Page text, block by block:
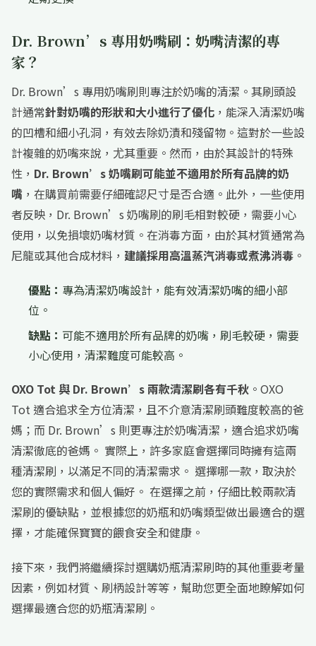
Dr. Brown’s 專用奶嘴刷：奶嘴清潔的專
家？
Dr. Brown’s 專用奶嘴刷則專注於奶嘴的清潔。其刷頭設
計通常針對奶嘴的形狀和大小進行了優化 ，能深入清潔奶嘴
的凹槽和細小孔洞，有效去除奶漬和殘留物。這對於一些設
計複雜的奶嘴來說，尤其重要。然而，由於其設計的特殊
性， Dr. Brown’s 奶嘴刷可能並不適用於所有品牌的奶
嘴 ，在購買前需要仔細確認尺寸是否合適。此外，一些使用
者反映，Dr. Brown’s 奶嘴刷的刷毛相對較硬，需要小心
使用，以免損壞奶嘴材質。在消毒方面，由於其材質通常為
尼龍或其他合成材料， 建議採用高溫蒸汽消毒或煮沸消毒 。
優點： 專為清潔奶嘴設計，能有效清潔奶嘴的細小部
位。
缺點： 可能不適用於所有品牌的奶嘴，刷毛較硬，需要
小心使用，清潔難度可能較高。
OXO Tot 與 Dr. Brown’s 兩款清潔刷各有千秋 。OXO
Tot 適合追求全方位清潔，且不介意清潔刷頭難度較高的爸
媽；而 Dr. Brown’s 則更專注於奶嘴清潔，適合追求奶嘴
清潔徹底的爸媽。 實際上，許多家庭會選擇同時擁有這兩
種清潔刷，以滿足不同的清潔需求。 選擇哪一款，取決於
您的實際需求和個人偏好。 在選擇之前，仔細比較兩款清
潔刷的優缺點，並根據您的奶瓶和奶嘴類型做出最適合的選
擇，才能確保寶寶的餵食安全和健康。
接下來，我們將繼續探討選購奶瓶清潔刷時的其他重要考量
因素，例如材質、刷柄設計等等，幫助您更全面地瞭解如何
選擇最適合您的奶瓶清潔刷。